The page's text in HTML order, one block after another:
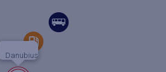
Danubius